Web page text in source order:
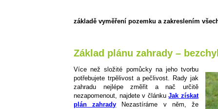
základě vyměření pozemku a zakreslením
Základ plánu zahrady –
Více než složité pomůcky na jeho tvorbu
potřebujete trpělivost a pečlivost. Rady jak
zahradu nejlépe změřit a nač určitě
nezapomenout, najdete v článkuJak získat
plán zahrady Nezastíráme v něm, že